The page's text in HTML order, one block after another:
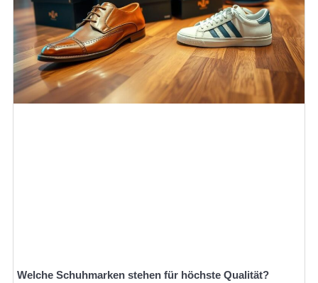
Welche Schuhmarken stehen für höchste Qualität?